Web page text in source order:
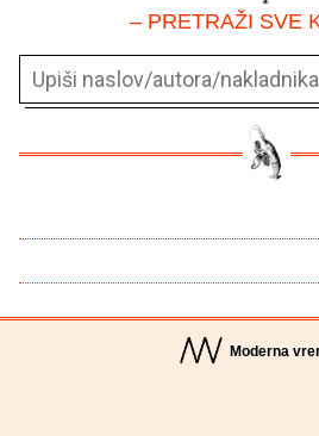
– PRETRAŽI SVE
Moderna